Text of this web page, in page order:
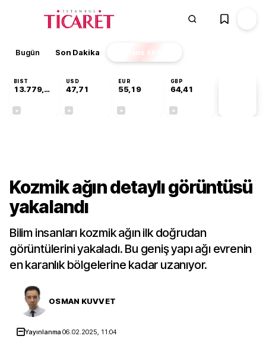
Bugün Son Dakika Finans EKSTRA
BIST
13.779,39
USD
47,71
EUR
55,19
GBP
64,41
Kozmik ağın detaylı görüntüsü
yakalandı
Bilim insanları kozmik ağın ilk doğrudan
görüntülerini yakaladı. Bu geniş yapı ağı evrenin
en karanlık bölgelerine kadar uzanıyor.
OSMAN KUVVET
Yayınlanma06.02.2025, 11:04